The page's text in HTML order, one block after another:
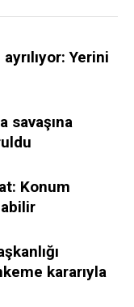
Yerini
savaşına
Konum
kararıyla